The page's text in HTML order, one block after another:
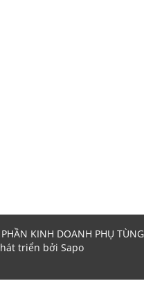
KINH DOANH PHỤ TÙNG
triển bởi Sapo